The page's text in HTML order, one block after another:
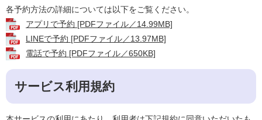
各予約方法の詳細については以下をご覧ください。
アプリで予約 [PDFファイル／14.99MB]
LINEで予約 [PDFファイル／13.97MB]
電話で予約 [PDFファイル／650KB]
サービス利用規約